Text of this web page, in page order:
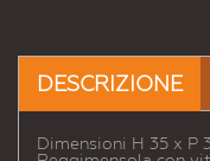
DESCRIZIONE
Dimensioni H 35 x P